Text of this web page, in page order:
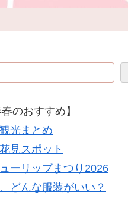
春のおすすめ】
光まとめ
見スポット
ーリップまつり2026
どんな服装がいい？